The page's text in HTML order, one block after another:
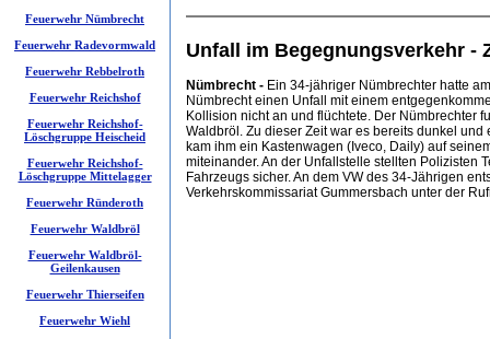
Feuerwehr Nümbrecht
Feuerwehr Radevormwald
Feuerwehr Rebbelroth
Feuerwehr Reichshof
Feuerwehr Reichshof-
Löschgruppe Heischeid
Feuerwehr Reichshof-
Löschgruppe Mittelagger
Feuerwehr Ründeroth
Feuerwehr Waldbröl
Feuerwehr Waldbröl-
Geilenkausen
Feuerwehr Thierseifen
Feuerwehr Wiehl
Unfall im Begegnungsverkehr -
Nümbrecht - Ein 34-jähriger Nümbrechter hatte
Nümbrecht einen Unfall mit einem
Kollision nicht an und flüchtete. Der Nümbrechter
Waldbröl. Zu dieser Zeit war es bereits dunkel
kam ihm ein Kastenwagen (Iveco, Daily) auf
miteinander. An der Unfallstelle stellten Polizisten
Fahrzeugs sicher. An dem VW des 34-Jährigen
Verkehrskommissariat Gummersbach unter der